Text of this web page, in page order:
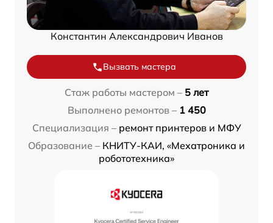
Константин Александрович Иванов
Вызвать мастера
Стаж работы мастером – 5 лет
Выполнено ремонтов – 1 450
Специализация – ремонт принтеров и МФУ
Образование – КНИТУ-КАИ, «Мехатроника и
робототехника»